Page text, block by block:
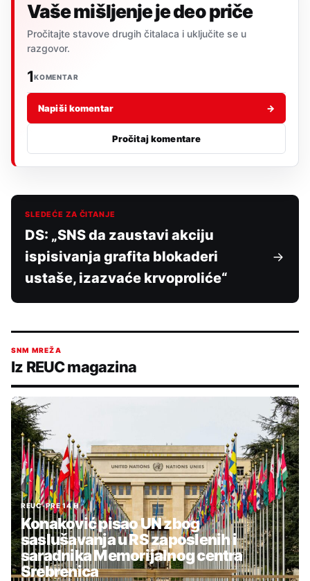
Vaše mišljenje je deo priče
Pročitajte stavove drugih čitalaca i uključite se u
razgovor.
1KOMENTAR
Napiši komentar →
Pročitaj komentare
SLEDEĆE ZA ČITANJE
DS: „SNS da zaustavi akciju
ispisivanja grafita blokaderi
ustaše, izazvaće krvoproliće“
SNM MREŽA
Iz REUC magazina
REUC•PRE 14 H
Konaković pisao UN zbog
saslušavanja u RS zaposlenih i
saradnika Memorijalnog centra
Srebrenica